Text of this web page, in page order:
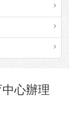
心辦理